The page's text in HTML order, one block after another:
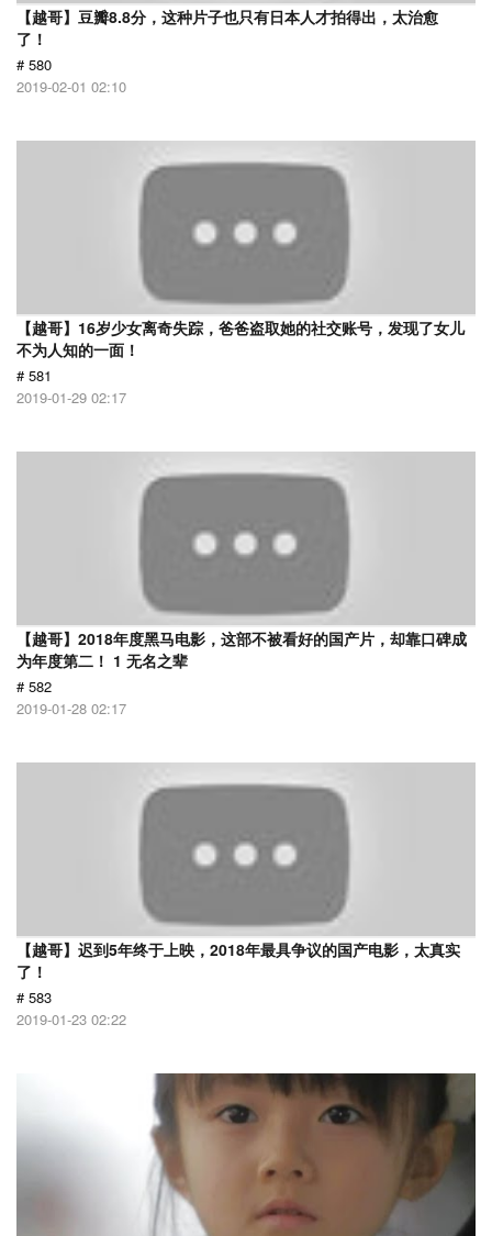
【越哥】豆瓣8.8分，这种片子也只有日本人才拍得出，太治愈
了！
# 580
2019-02-01 02:10
【越哥】16岁少女离奇失踪，爸爸盗取她的社交账号，发现了女儿
不为人知的一面！
# 581
2019-01-29 02:17
【越哥】2018年度黑马电影，这部不被看好的国产片，却靠口碑成
为年度第二！ 1 无名之辈
# 582
2019-01-28 02:17
【越哥】迟到5年终于上映，2018年最具争议的国产电影，太真实
了！
# 583
2019-01-23 02:22